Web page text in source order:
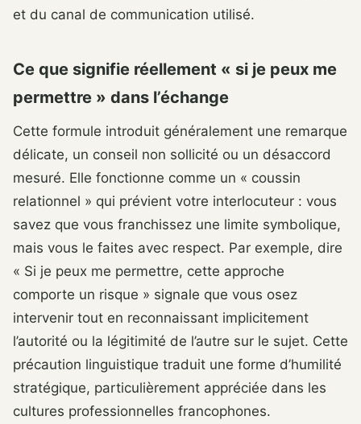
et du canal de communication utilisé.
Ce que signifie réellement « si je peux me
permettre » dans l’échange
Cette formule introduit généralement une remarque
délicate, un conseil non sollicité ou un désaccord
mesuré. Elle fonctionne comme un « coussin
relationnel » qui prévient votre interlocuteur : vous
savez que vous franchissez une limite symbolique,
mais vous le faites avec respect. Par exemple, dire
« Si je peux me permettre, cette approche
comporte un risque » signale que vous osez
intervenir tout en reconnaissant implicitement
l’autorité ou la légitimité de l’autre sur le sujet. Cette
précaution linguistique traduit une forme d’humilité
stratégique, particulièrement appréciée dans les
cultures professionnelles francophones.